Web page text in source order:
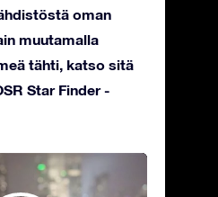
oman
muutamalla
tähti, katso sitä
Star Finder -